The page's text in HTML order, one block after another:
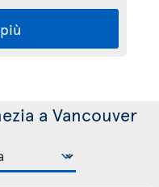
a Vancouver